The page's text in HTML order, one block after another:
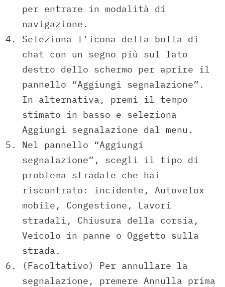
per entrare in modalità di
navigazione.
Seleziona l’icona della bolla di
chat con un segno più sul lato
destro dello schermo per aprire il
pannello “Aggiungi segnalazione”.
In alternativa, premi il tempo
stimato in basso e seleziona
Aggiungi segnalazione dal menu.
Nel pannello “Aggiungi
segnalazione”, scegli il tipo di
problema stradale che hai
riscontrato: incidente, Autovelox
mobile, Congestione, Lavori
stradali, Chiusura della corsia,
Veicolo in panne o Oggetto sulla
strada.
(Facoltativo) Per annullare la
segnalazione, premere Annulla prima